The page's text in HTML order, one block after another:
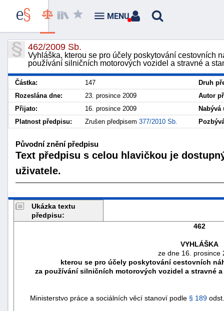
462/2009 Sb.
Vyhláška, kterou se pro účely poskytování cestovních
používání silničních motorových vozidel a stravné a
Částka: 147
Druh
Rozeslána dne:
23. prosince 2009
Autor
Přijato:
16. prosince 2009
Platnost předpisu:
Zrušen předpisem 377/2010 Sb.
Původní znění předpisu
Text předpisu s celou hlavičkou je
uživatele.
Ukázka textu
předpisu:
462
VYHLÁŠKA
ze dne 16. prosince
kterou se pro účely poskytování cestovních
za používání silničních motorových vozidel a stravné
Ministerstvo práce a sociálních věcí stanoví podle § 189
MENU